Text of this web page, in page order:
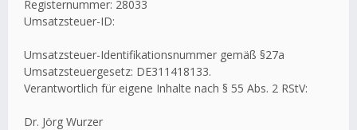
Registernummer: 28033
Umsatzsteuer-ID:
Umsatzsteuer-Identifikationsnummer gemäß §27a
Umsatzsteuergesetz: DE311418133.
Verantwortlich für eigene Inhalte nach § 55 Abs. 2 RStV:
Dr. Jörg Wurzer